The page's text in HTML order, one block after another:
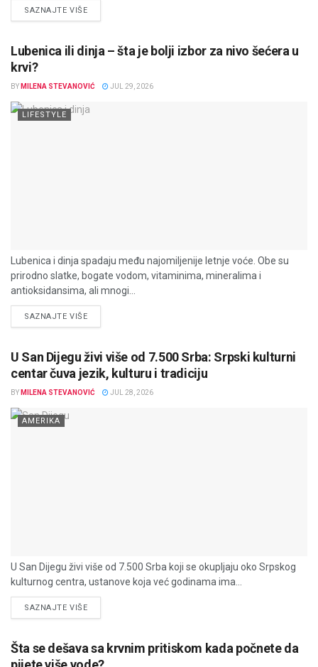
SAZNAJTE VIŠEDETAILS
Lubenica ili dinja – šta je bolji izbor za nivo šećera u
krvi?
BY MILENA STEVANOVIĆ JUL 29, 2026
LIFESTYLE
Lubenica i dinja spadaju među najomiljenije letnje voće. Obe su
prirodno slatke, bogate vodom, vitaminima, mineralima i
antioksidansima, ali mnogi...
SAZNAJTE VIŠEDETAILS
U San Dijegu živi više od 7.500 Srba: Srpski kulturni
centar čuva jezik, kulturu i tradiciju
BY MILENA STEVANOVIĆ JUL 28, 2026
AMERIKA
U San Dijegu živi više od 7.500 Srba koji se okupljaju oko Srpskog
kulturnog centra, ustanove koja već godinama ima...
SAZNAJTE VIŠEDETAILS
Šta se dešava sa krvnim pritiskom kada počnete da